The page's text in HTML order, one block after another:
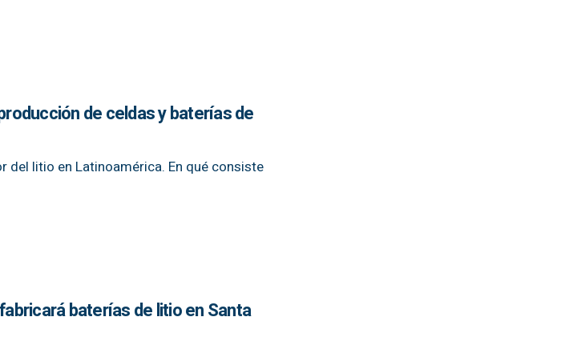
de celdas y baterías de
del litio en Latinoamérica. En qué consiste
baterías de litio en Santa